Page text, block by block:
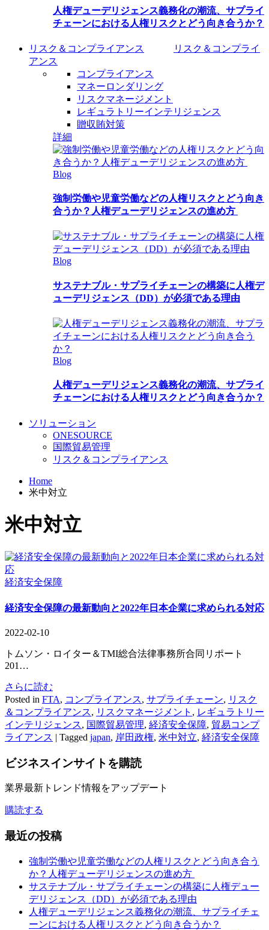
人権デューデリジェンス義務化の潮流、サプライ
チェーンにおける人権リスクとどう向き合うか？
リスク＆コンプライアンス
リスク＆コンプライ
アンス
コンプライアンス
マネーロンダリング
リスクマネージメント
レギュラトリーインテリジェンス
贈収賄対策
詳細
Blog
強制労働や児童労働などの人権リスクとどう向き
合うか？人権デューデリジェンスの進め方
Blog
サステナブル・サプライチェーンの構築に人権デ
ューデリジェンス（DD）が必須である理由
Blog
人権デューデリジェンス義務化の潮流、サプライ
チェーンにおける人権リスクとどう向き合うか？
ソリューション
ONESOURCE
国際貿易管理
リスク＆コンプライアンス
Home
米中対立
米中対立
経済安全保障
経済安全保障の最新動向と2022年日本企業に求められる対応
2022-02-10
トムソン・ロイター＆TMI総合法律事務所合同リポート
201…
さらに読む
Posted in FTA, コンプライアンス, サプライチェーン, リスク
＆コンプライアンス, リスクマネージメント , レギュラトリー
インテリジェンス, 国際貿易管理, 経済安全保障, 貿易コンプ
ライアンス | Tagged japan, 岸田政権, 米中対立, 経済安全保障
ビジネスインサイト を購読
業界最新トレンド情報をアップデート
購読する
最近の投稿
強制労働や児童労働などの人権リスクとどう向き合う
か？人権デューデリジェンスの進め方
サステナブル・サプライチェーンの構築に人権デュー
デリジェンス（DD）が必須である理由
人権デューデリジェンス義務化の潮流、サプライチェ
ーンにおける人権リスクとどう向き合うか？